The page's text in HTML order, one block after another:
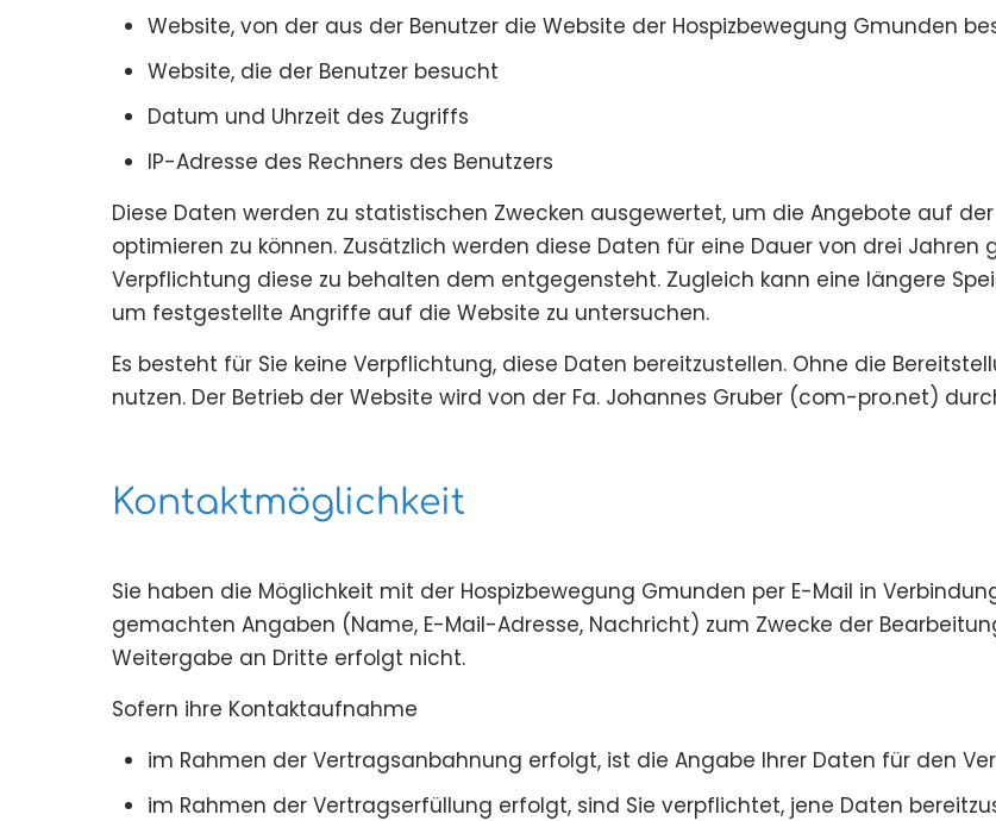
Website, von der aus der Benutzer die Website der Hospizbewegung Gmunden
Website, die der Benutzer besucht
Datum und Uhrzeit des Zugriffs
IP-Adresse des Rechners des Benutzers
Diese Daten werden zu statistischen Zwecken ausgewertet, um die Angebote auf
optimieren zu können. Zusätzlich werden diese Daten für eine Dauer von drei Jahren
Verpflichtung diese zu behalten dem entgegensteht. Zugleich kann eine längere
um festgestellte Angriffe auf die Website zu untersuchen.
Es besteht für Sie keine Verpflichtung, diese Daten bereitzustellen. Ohne die
nutzen. Der Betrieb der Website wird von der Fa. Johannes Gruber (com-pro.net)
Kontaktmöglichkeit
Sie haben die Möglichkeit mit der Hospizbewegung Gmunden per E-Mail in
gemachten Angaben (Name, E-Mail-Adresse, Nachricht) zum Zwecke der
Weitergabe an Dritte erfolgt nicht.
Sofern ihre Kontaktaufnahme
im Rahmen der Vertragsanbahnung erfolgt, ist die Angabe Ihrer Daten für den
im Rahmen der Vertragserfüllung erfolgt, sind Sie verpflichtet, jene Daten